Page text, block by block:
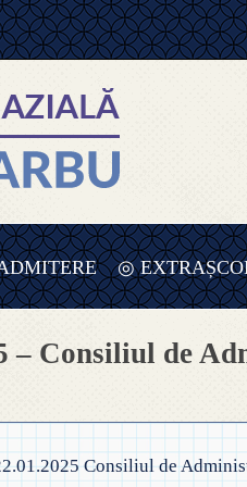
– 2025-2026
◎
VERDE –
– Consiliul de
Consiliul de